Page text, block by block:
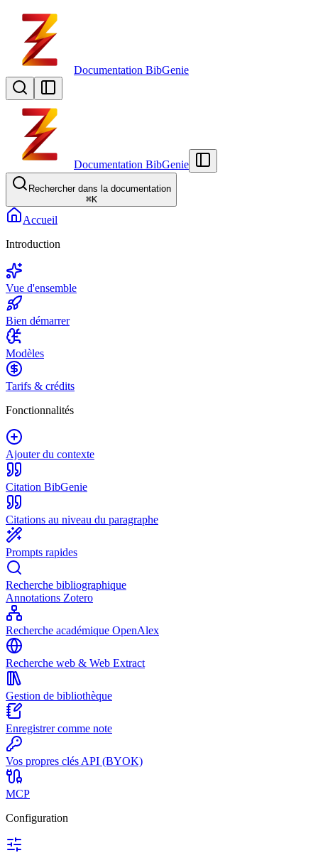
Documentation BibGenie
Documentation BibGenie
Rechercher dans la documentation
⌘K
Accueil
Introduction
Vue d'ensemble
Bien démarrer
Modèles
Tarifs & crédits
Fonctionnalités
Ajouter du contexte
Citation BibGenie
Citations au niveau du paragraphe
Prompts rapides
Recherche bibliographique
Annotations Zotero
Recherche académique OpenAlex
Recherche web & Web Extract
Gestion de bibliothèque
Enregistrer comme note
Vos propres clés API (BYOK)
MCP
Configuration